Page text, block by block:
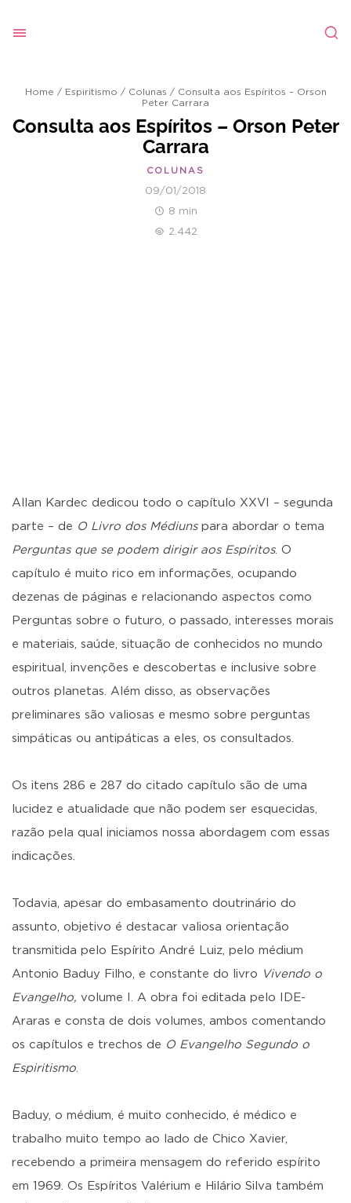
Home / Espiritismo / Colunas / Consulta aos Espíritos – Orson
Peter Carrara
Consulta aos Espíritos – Orson Peter
Carrara
COLUNAS
09/01/2018
8 min
2.442
Allan Kardec dedicou todo o capítulo XXVI – segunda
parte – de O Livro dos Médiunspara abordar o tema
Perguntas que se podem dirigir aos Espíritos. O
capítulo é muito rico em informações, ocupando
dezenas de páginas e relacionando aspectos como
Perguntas sobre o futuro, o passado, interesses morais
e materiais, saúde, situação de conhecidos no mundo
espiritual, invenções e descobertas e inclusive sobre
outros planetas. Além disso, as observações
preliminares são valiosas e mesmo sobre perguntas
simpáticas ou antipáticas a eles, os consultados.
Os itens 286 e 287 do citado capítulo são de uma
lucidez e atualidade que não podem ser esquecidas,
razão pela qual iniciamos nossa abordagem com essas
indicações.
Todavia, apesar do embasamento doutrinário do
assunto, objetivo é destacar valiosa orientação
transmitida pelo Espírito André Luiz, pelo médium
Antonio Baduy Filho, e constante do livro Vivendo o
Evangelho, volume I. A obra foi editada pelo IDE-
Araras e consta de dois volumes, ambos comentando
os capítulos e trechos de O Evangelho Segundo o
Espiritismo.
Baduy, o médium, é muito conhecido, é médico e
trabalho muito tempo ao lado de Chico Xavier,
recebendo a primeira mensagem do referido espírito
em 1969. Os Espíritos Valérium e Hilário Silva também